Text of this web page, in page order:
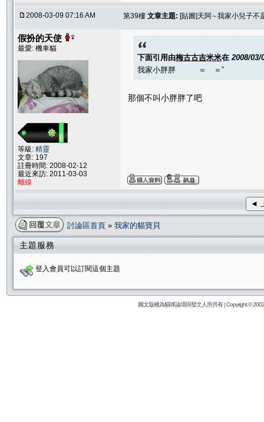
2008-03-09 07:16 AM 第39樓 文章主題: [貼圖]天阿∼我家小兒子不
假扮的天使
最愛: 機車貓
等級: 精靈
文章: 197
註冊時間: 2008-02-12
最近來訪: 2011-03-03
離線
下面引用由梅古古吉米米在 2008/03/
我家小胖胖 ＝ ＝”
那個不叫小胖胖了吧
◄
討論區首頁 » 我家的貓寶貝
主題服務
登入會員可以訂閱這個主題
圖文版權為貓咪論壇與發文人所共有 | Copyright ©